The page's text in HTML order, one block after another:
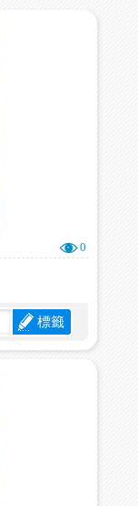
0
標籤